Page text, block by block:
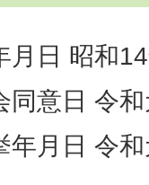
月日 昭和
同意日 令
年月日 令